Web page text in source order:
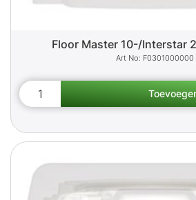
Floor Master 10-/Interstar
F0301000000